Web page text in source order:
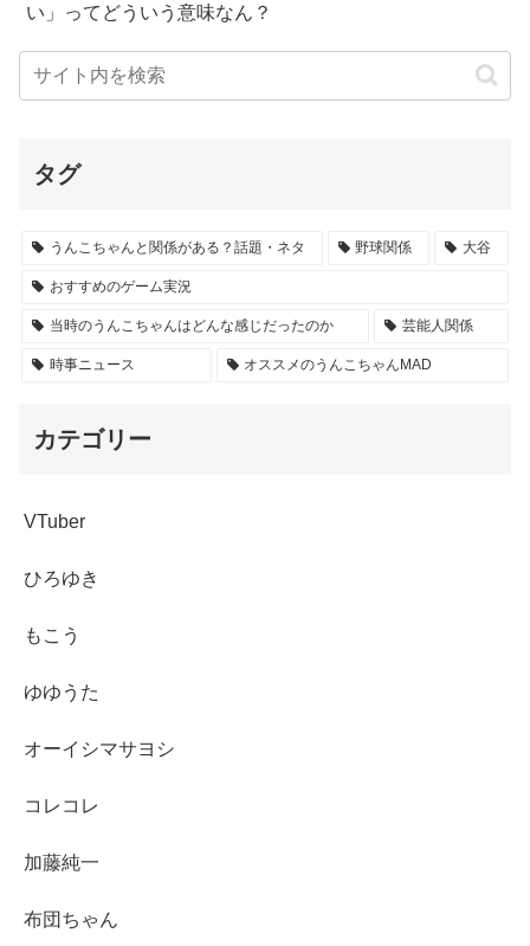
い」ってどういう意味なん？
タグ
うんこちゃんと関係がある？話題・ネタ 野球関係 大谷
おすすめのゲーム実況
当時のうんこちゃんはどんな感じだったのか 芸能人関係
時事ニュース オススメのうんこちゃんMAD
カテゴリー
VTuber
ひろゆき
もこう
ゆゆうた
オーイシマサヨシ
コレコレ
加藤純一
布団ちゃん